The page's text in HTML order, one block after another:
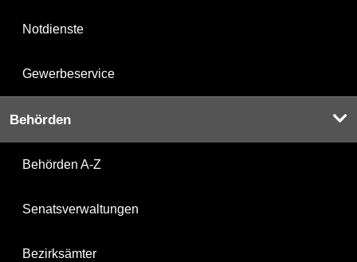
Notdienste
Gewerbeservice
Behörden
Behörden A-Z
Senatsverwaltungen
Bezirksämter